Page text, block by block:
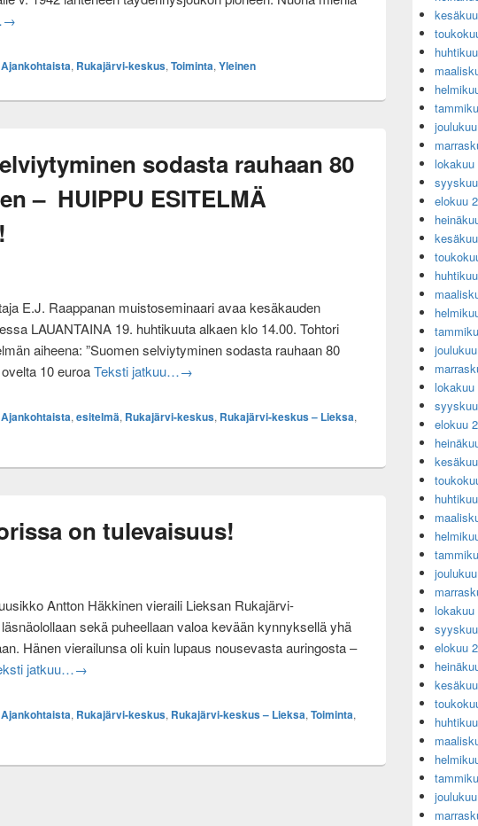
Rukajärven veteraani Aarre Öörni on poissa
→
Ajankohtaista, Rukajärvi-keskus, Toiminta, Yleinen
sodasta rauhaan 80
– HUIPPU ESITELMÄ
E.J. Raappanan muistoseminaari avaa kesäkauden
LAUANTAINA 19. huhtikuuta alkaen klo 14.00. Tohtori
aiheena: ”Suomen selviytyminen sodasta rauhaan 80
10 euroaTeksti jatkuu…Suomen selviytyminen sodasta rauhaan 80 vuotta
→
Ajankohtaista, esitelmä, Rukajärvi-keskus, Rukajärvi-keskus – Lieksa,
on tulevaisuus!
Antton Häkkinen vieraili Lieksan Rukajärvi-
sekä puheellaan valoa kevään kynnyksellä yhä
Hänen vierailunsa oli kuin lupaus nousevasta auringosta –
jatkuu…Kyllä – nuorissa on tulevaisuus!
→
Ajankohtaista, Rukajärvi-keskus, Rukajärvi-keskus – Lieksa, Toiminta,
lokakuu
elokuu
lokakuu
elokuu
lokakuu
elokuu